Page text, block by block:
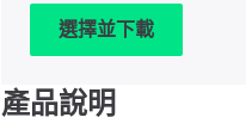
選擇並下載
產品說明